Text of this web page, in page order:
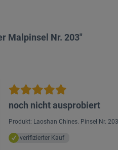
Malpinsel Nr. 203"
noch nicht ausprobiert
Produkt: Laoshan Chines. Pinsel Nr.
verifizierter Kauf